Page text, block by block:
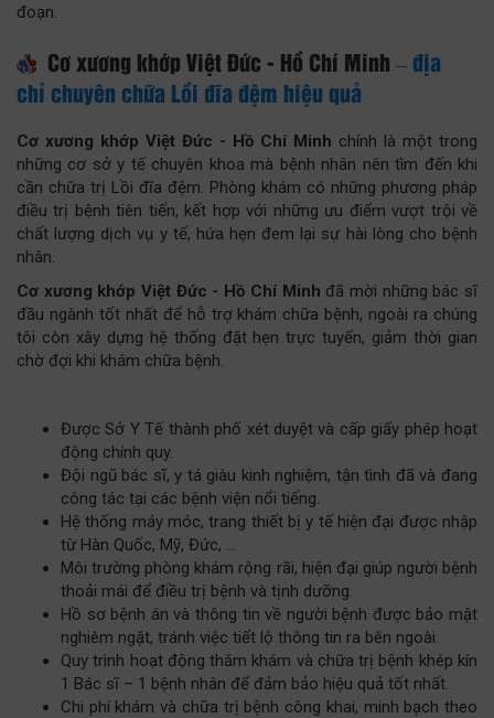
đoạn.
Cơ xương khớp Việt Đức - Hồ Chí Minh – địa
chỉ chuyên chữa Lồi đĩa đệm hiệu quả
Cơ xương khớp Việt Đức - Hồ Chí Minh chính là một trong
những cơ sở y tế chuyên khoa mà bệnh nhân nên tìm đến khi
cần chữa trị Lồi đĩa đệm. Phòng khám có những phương pháp
điều trị bệnh tiên tiến, kết hợp với những ưu điểm vượt trội về
chất lượng dịch vụ y tế, hứa hẹn đem lại sự hài lòng cho bệnh
nhân.
Cơ xương khớp Việt Đức - Hồ Chí Minh đã mời những bác sĩ
đầu ngành tốt nhất để hỗ trợ khám chữa bệnh, ngoài ra chúng
tôi còn xây dựng hệ thống đặt hẹn trực tuyến, giảm thời gian
chờ đợi khi khám chữa bệnh.
Được Sở Y Tế thành phố xét duyệt và cấp giấy phép hoạt
động chính quy.
Đội ngũ bác sĩ, y tá giàu kinh nghiệm, tận tình đã và đang
công tác tại các bệnh viện nổi tiếng.
Hệ thống máy móc, trang thiết bị y tế hiện đại được nhập
từ Hàn Quốc, Mỹ, Đức, …
Môi trường phòng khám rộng rãi, hiện đại giúp người bệnh
thoải mái để điều trị bệnh và tịnh dưỡng.
Hồ sơ bệnh án và thông tin về người bệnh được bảo mật
nghiêm ngặt, tránh việc tiết lộ thông tin ra bên ngoài.
Quy trình hoạt động thăm khám và chữa trị bệnh khép kín
1 Bác sĩ – 1 bệnh nhân để đảm bảo hiệu quả tốt nhất.
Chi phí khám và chữa trị bệnh công khai, minh bạch theo